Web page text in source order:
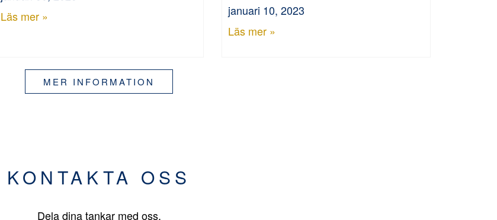
Läs mer »
januari 10, 2023
Läs mer »
MER INFORMATION
KONTAKTA OSS
Dela dina tankar med oss.